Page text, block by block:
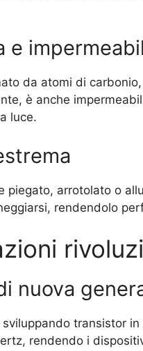
e
da atomi di
è anche
luce.
piegato, arrotolato o
rendendolo
nuova
transistor
rendendo i